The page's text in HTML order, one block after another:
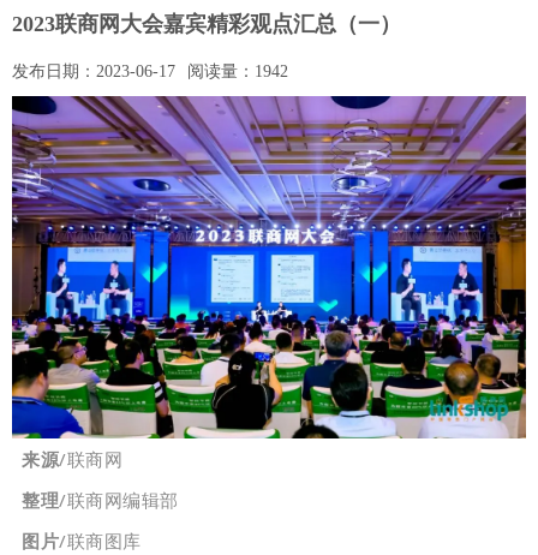
2023联商网大会嘉宾精彩观点汇总（一）
发布日期： 2023-06-17 阅读量： 1942
来源/联商网
整理/联商网编辑部
图片/联商图库